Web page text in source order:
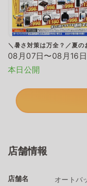
＼暑さ対策は万全？／夏の
08月07日〜08月16
本日公開
店舗情報
店舗名 オートバ